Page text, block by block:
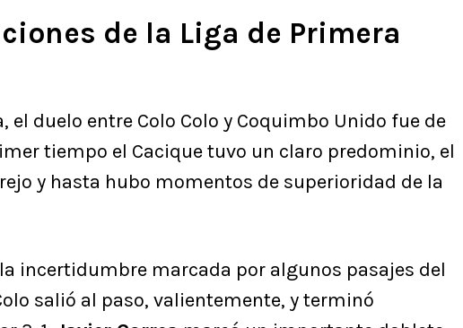
de la Liga de Primera
el duelo entre Colo Colo y Coquimbo Unido fue de
tiempo el Cacique tuvo un claro predominio, el
y hasta hubo momentos de superioridad de la
incertidumbre marcada por algunos pasajes del
salió al paso, valientemente, y terminó